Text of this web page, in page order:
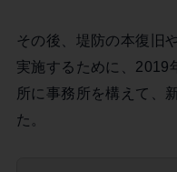
その後、堤防の本復旧
実施するために、2019
所に事務所を構えて、
た。